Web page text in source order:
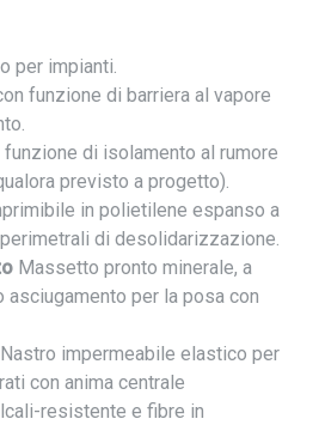
per impianti.
funzione di barriera al vapore
di isolamento al rumore
previsto a progetto).
in polietilene espanso a
di desolidarizzazione.
Massetto pronto minerale, a
asciugamento per la posa con
impermeabile elastico per
con anima centrale
resistente e fibre in